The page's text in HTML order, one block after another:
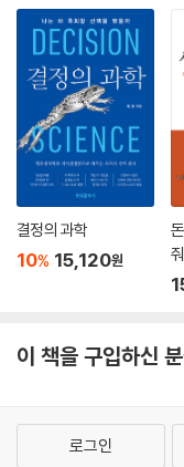
사전 채무 조정을 신청하
31일 이상 90일 미만이
하일 때 가능하다. 또 부
되면 예적금과 보험, 주
해 사전 채무 조정을 진행
감면이다. 무담보 채무의
지 만기를 연장할 수 있다
한해 통상 30%를 감면해
---p.308
다. 국경 밖에서 일어나는
일이 아닌 것이다. 정밀하
적으로 불어 닥치는 것은
름과 긴밀하게 얽혀 있기
것이나 기업이 채용을 꺼
같은 거시적 관점에서 이
세계 경제의 핫이슈부터
금융 위기 이후 자산 시장
겠지만 투자 리스크는 과
산까지 자산 시장의 변동
기 어려운 일이다. 자산을
이 책은 경기가 호황이든
결정의 과학
10% 15,120원
이 책을 구입하신
로그인